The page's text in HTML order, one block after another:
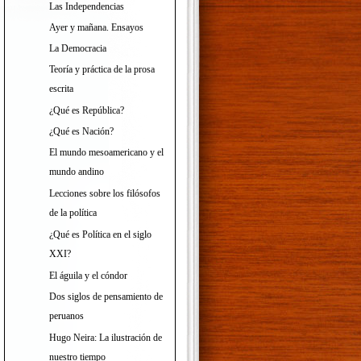
Las Independencias
Ayer y mañana. Ensayos
La Democracia
Teoría y práctica de la prosa
escrita
¿Qué es República?
¿Qué es Nación?
El mundo mesoamericano y el
mundo andino
Lecciones sobre los filósofos
de la política
¿Qué es Política en el siglo
XXI?
El águila y el cóndor
Dos siglos de pensamiento de
peruanos
Hugo Neira: La ilustración de
nuestro tiempo